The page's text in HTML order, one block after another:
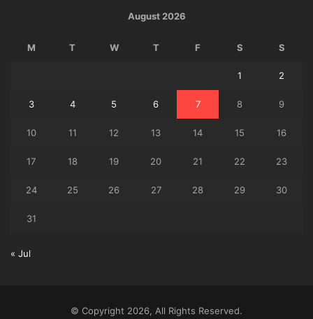
August 2026
M T W T F S S
1 2
3 4 5 6 7 8 9
10 11 12 13 14 15 16
17 18 19 20 21 22 23
24 25 26 27 28 29 30
31
« Jul
© Copyright 2026, All Rights Reserved.